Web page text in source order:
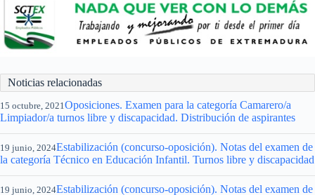
Noticias relacionadas
15 octubre, 2021Oposiciones. Examen para la categoría Camarero/a
Limpiador/a turnos libre y discapacidad. Distribución de aspirantes
19 junio, 2024Estabilización (concurso-oposición). Notas del examen de
la categoría Técnico en Educación Infantil. Turnos libre y discapacidad
19 junio, 2024Estabilización (concurso-oposición). Notas del examen de